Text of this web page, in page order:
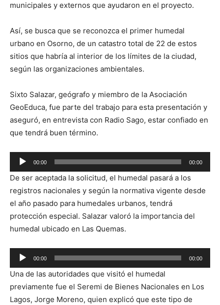
municipales y externos que ayudaron en el proyecto.
Así, se busca que se reconozca el primer humedal
urbano en Osorno, de un catastro total de 22 de estos
sitios que habría al interior de los límites de la ciudad,
según las organizaciones ambientales.
Sixto Salazar, geógrafo y miembro de la Asociación
GeoEduca, fue parte del trabajo para esta presentación y
aseguró, en entrevista con Radio Sago, estar confiado en
que tendrá buen término.
Reproductor
de
audio
00:00 00:00
De ser aceptada la solicitud, el humedal pasará a los
registros nacionales y según la normativa vigente desde
el año pasado para humedales urbanos, tendrá
protección especial. Salazar valoró la importancia del
humedal ubicado en Las Quemas.
Reproductor
de
audio
00:00 00:00
Una de las autoridades que visitó el humedal
previamente fue el Seremi de Bienes Nacionales en Los
Lagos, Jorge Moreno, quien explicó que este tipo de